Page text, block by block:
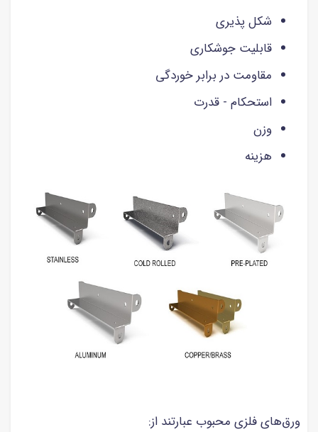
شکل پذیری
قابلیت جوشکاری
مقاومت در برابر خوردگی
استحکام - قدرت
وزن
هزینه
ورق‌های فلزی محبوب عبارتند از: